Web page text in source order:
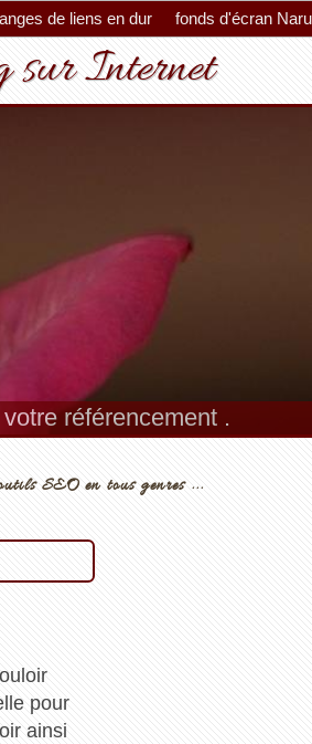
de liens en dur fonds d'écran
sur Internet
référencement .
SEO en tous genres ...
pour
ainsi